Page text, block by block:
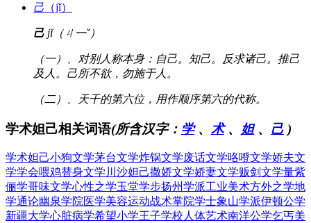
己 （jǐ）
己 jǐ（ㄐ一ˇ）
（一）、对别人称本身：自己。知己。反求诸己。推己
及人。己所不欲，勿施于人。
（二）、天干的第六位，用作顺序第六的代称。
学术妲己相关词语(所含汉字： 学、 术、 妲、 己 )
学术妲己小狗文学茅台文学炸锅文学废话文学咯噔文学娇夫文
学学会喂鸡替身文学 川沙妲己撒娇文学娇妻文学贩剑文学量紫
俪学哥味文学心性之学玉堂学步扬州学派工业美术方外之学地
学通论幽泉学院医学美容运动战术掌院学士象山学派伊顿公学
新疆大学心脏病学希望小学王子学校 人体艺术南洋公学乞丐美